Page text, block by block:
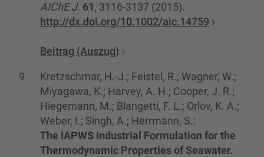
AIChE J. 61, 3116-3137 (2015).
http://dx.doi.org/10.1002/aic.14759
Beitrag (Auszug)
9
Kretzschmar, H.-J.; Feistel, R.; Wagner, W.;
Miyagawa, K.; Harvey, A. H.; Cooper, J. R.;
Hiegemann, M.; Blangetti, F. L.; Orlov, K. A.;
Weber, I.; Singh, A.; Herrmann, S.:
The IAPWS Industrial Formulation for the
Thermodynamic Properties of Seawater.